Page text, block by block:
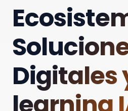
Digitales